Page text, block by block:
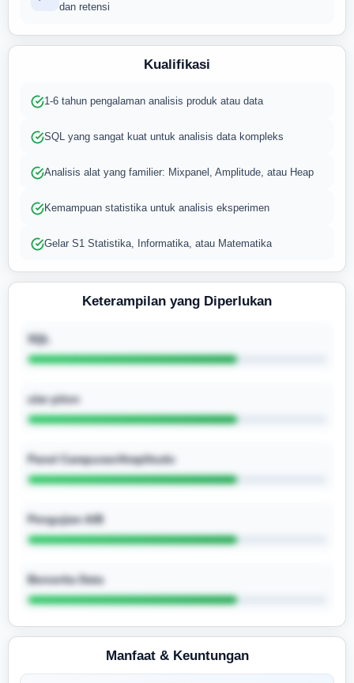
dan retensi
Kualifikasi
1-6 tahun pengalaman analisis produk atau data
SQL yang sangat kuat untuk analisis data kompleks
Analisis alat yang familier: Mixpanel, Amplitude, atau Heap
Kemampuan statistika untuk analisis eksperimen
Gelar S1 Statistika, Informatika, atau Matematika
Keterampilan yang Diperlukan
SQL
ular piton
Panel Campuran/Amplitudo
Pengujian A/B
Bercerita Data
Manfaat & Keuntungan